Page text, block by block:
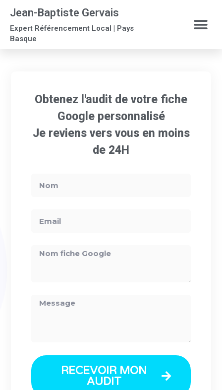
Jean-Baptiste Gervais
Expert Référencement Local | Pays
Basque
Obtenez l'audit de votre fiche
Google personnalisé
Je reviens vers vous en moins
de 24H
RECEVOIR MON
AUDIT